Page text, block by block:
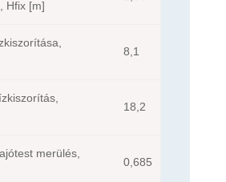
Hfix [m]
8,1
18,2
merülés,
0,685